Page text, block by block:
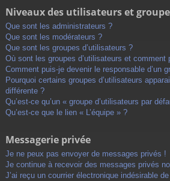
Niveaux des utilisateurs et
Que sont les administrateurs ?
Que sont les modérateurs ?
Que sont les groupes d’utilisateurs ?
Où sont les groupes d’utilisateurs et comment
Comment puis-je devenir le responsable d’un
Pourquoi certains groupes d’utilisateurs
différente ?
Qu’est-ce qu’un « groupe d’utilisateurs par
Qu’est-ce que le lien « L’équipe » ?
Messagerie privée
Je ne peux pas envoyer de messages privés !
Je continue à recevoir des messages privés
J’ai reçu un courrier électronique indésirable